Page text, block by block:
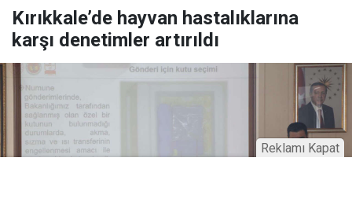
Kırıkkale’de hayvan hastalıklarına
karşı denetimler artırıldı
Reklamı Kapat